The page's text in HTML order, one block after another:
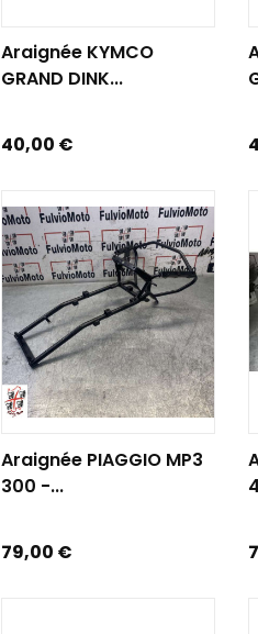
Araignée KYMCO
GRAND DINK...
Prix
40,00 €
Araignée PIAGGIO MP3
300 -...
Prix
79,00 €